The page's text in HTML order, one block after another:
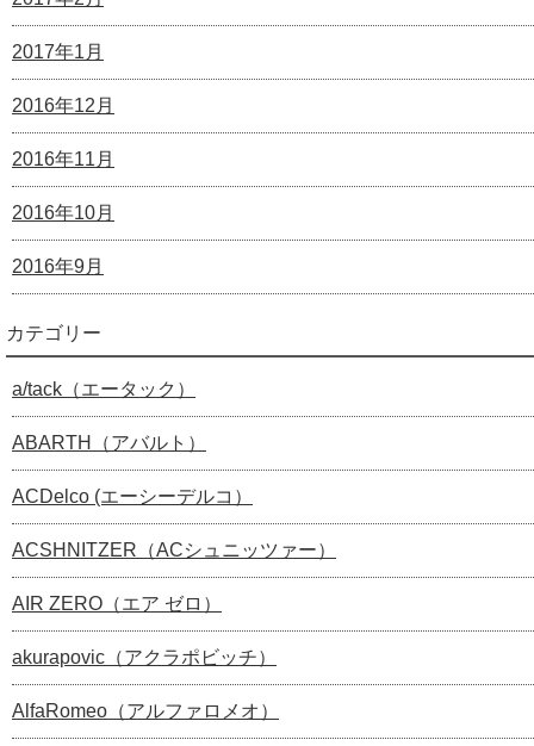
2017年1月
2016年12月
2016年11月
2016年10月
2016年9月
カテゴリー
a/tack（エータック）
ABARTH（アバルト）
ACDelco (エーシーデルコ）
ACSHNITZER（ACシュニッツァー）
AIR ZERO（エア ゼロ）
akurapovic（アクラポビッチ）
AlfaRomeo（アルファロメオ）